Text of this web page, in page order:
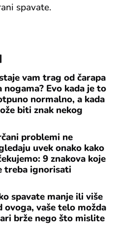
spavate.
vam trag od čarapa
nogama? Evo kada je to
normalno, a kada
biti znak nekog
problemi ne
uvek onako kako
9 znakova koje
treba ignorisati
spavate manje ili više
ovoga, vaše telo možda
brže nego što mislite